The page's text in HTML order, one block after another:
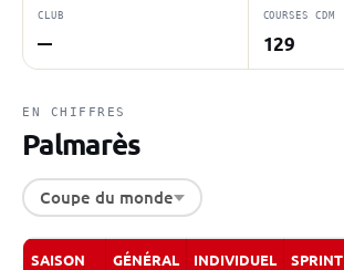
CLUB
—
COURSES CDM
129
EN CHIFFRES
Palmarès
Coupe du monde
SAISON GÉNÉRAL INDIVIDUEL SPRINT